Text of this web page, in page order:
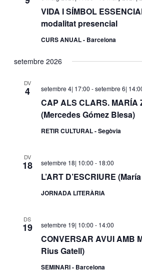
VIDA I SÍMBOL
modalitat presencial
CURS ANUAL - Barcelona
setembre 2026
DV
4
CAP ALS CLARS. MARÍA
(Mercedes Gómez Blesa)
setembre 4| 17:00 -setembre 6|
RETIR CULTURAL - Segòvia
DV
18
L’ART D’ESCRIURE
setembre 18| 10:00 - 18:00
JORNADA LITERÀRIA
DS
19
CONVERSAR AVUI AMB
Rius Gatell)
setembre 19| 10:00 - 14:00
SEMINARI - Barcelona